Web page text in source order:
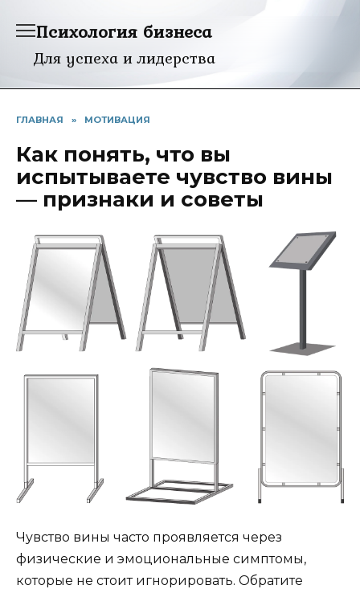
Психология бизнеса
Для успеха и лидерства
ГЛАВНАЯ » МОТИВАЦИЯ
Как понять, что вы
испытываете чувство вины
— признаки и советы
Чувство вины часто проявляется через
физические и эмоциональные симптомы,
которые не стоит игнорировать. Обратите